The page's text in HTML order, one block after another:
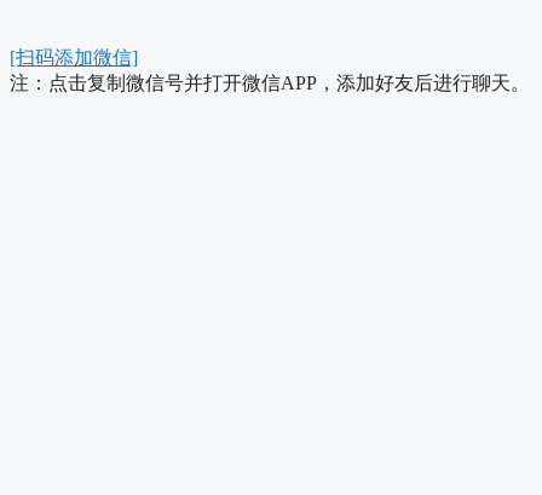
[扫码添加微信]
注：点击复制微信号并打开微信APP，添加好友后进行聊天。